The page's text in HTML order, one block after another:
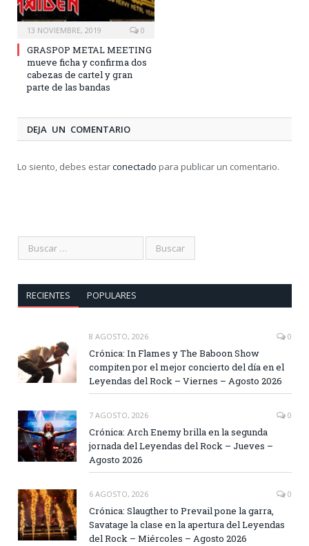
13 NOVIEMBRE, 2019 0
GRASPOP METAL MEETING
mueve ficha y confirma dos
cabezas de cartel y gran
parte de las bandas
DEJA UN COMENTARIO
Lo siento, debes estarconectado para publicar un comentario.
RECIENTES POPULARES
8 AGOSTO, 2026 0
Crónica: In Flames y The Baboon Show
compiten por el mejor concierto del día en el
Leyendas del Rock – Viernes – Agosto 2026
7 AGOSTO, 2026 0
Crónica: Arch Enemy brilla en la segunda
jornada del Leyendas del Rock – Jueves –
Agosto 2026
6 AGOSTO, 2026 0
Crónica: Slaugther to Prevail pone la garra,
Savatage la clase en la apertura del Leyendas
del Rock – Miércoles – Agosto 2026